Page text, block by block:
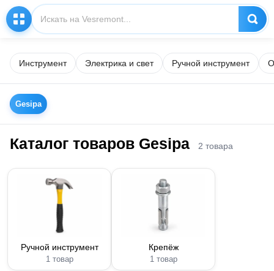
Инструмент Электрика и свет Ручной инструмент
Gesipa
Каталог товаров Gesipa 2 товара
Ручной инструмент
1 товар
Крепёж
1 товар